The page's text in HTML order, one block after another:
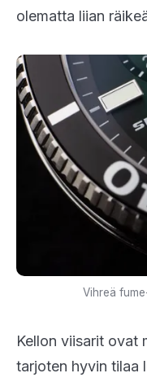
olematta liian
Vihreä
Kellon viisarit ovat
tarjoten hyvin tilaa